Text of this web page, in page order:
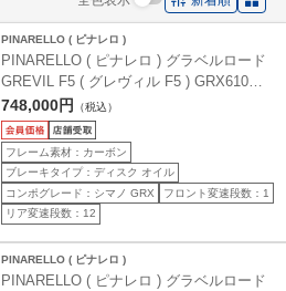
PINARELLO ( ピナレロ )
PINARELLO ( ピナレロ ) グラベルロード
GREVIL F5 ( グレヴィル F5 ) GRX610
1x12sp E363 STONE GRAY ( ストーング
レー ) 47 (適応身長目安160cm前後)
748,000円 （税込）
フレーム素材：カーボン
ブレーキタイプ：ディスク オイル
コンポグレード：シマノ GRX
フロント変速段数：1
リア変速段数：12
PINARELLO ( ピナレロ )
PINARELLO ( ピナレロ ) グラベルロード